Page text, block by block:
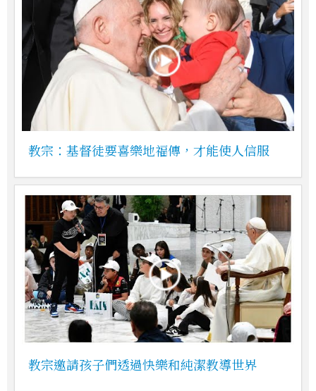
教宗：基督徒要喜樂地福傳，才能使人信服
教宗邀請孩子們透過快樂和純潔教導世界